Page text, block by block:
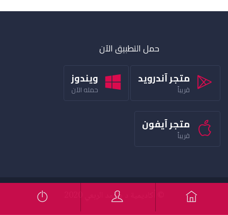
حمل التطبيق الآن
متجر آندرويد
قريباً
ويندوز
حمله الآن
متجر آيفون
قريباً
© أكاديمية د محمد الربعي 2020